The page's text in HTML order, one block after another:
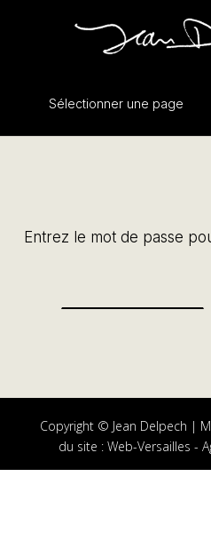
Sélectionner une page
Entrez le mot de passe
Copyright © Jean Delpech |
du site :Web-Versailles -